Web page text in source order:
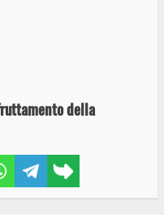
WhatsAppTelegram
link
della